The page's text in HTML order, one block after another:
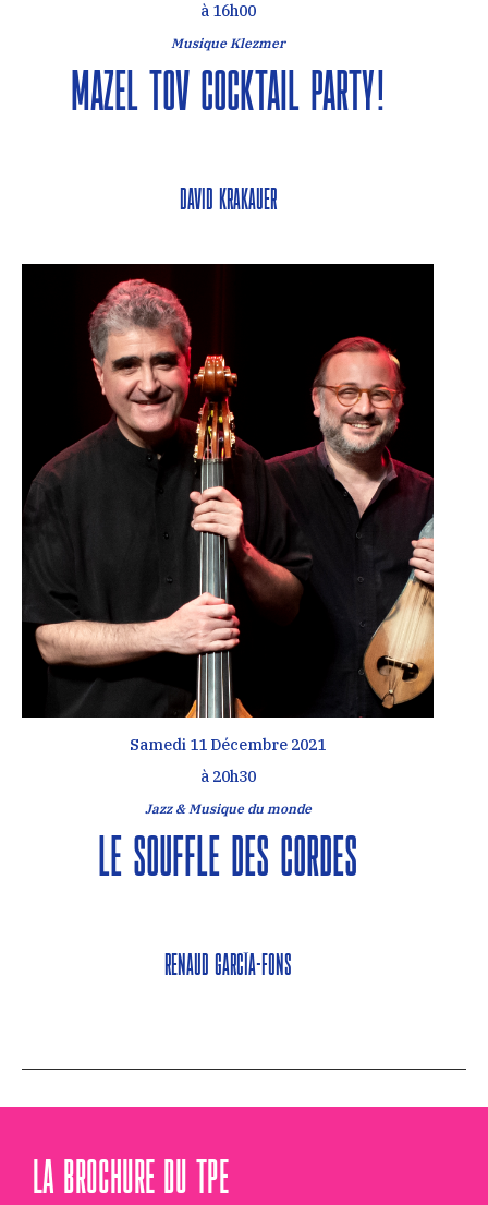
à 16h00
Musique Klezmer
Mazel Tov Cocktail Party !
David Krakauer
Samedi 11 Décembre 2021
à 20h30
Jazz & Musique du monde
Le souffle des cordes
Renaud García-Fons
LA BROCHURE DU TPE